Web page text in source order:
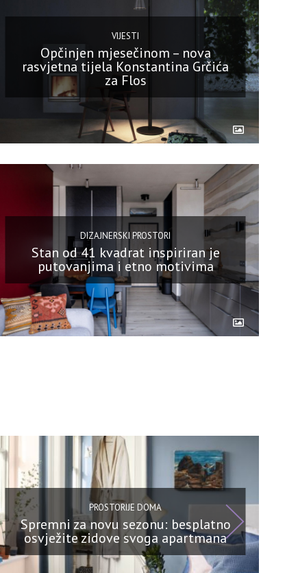
VIJESTI
Opčinjen mjesečinom – nova
rasvjetna tijela Konstantina Grčića
za Flos
DIZAJNERSKI PROSTORI
Stan od 41 kvadrat inspiriran je
putovanjima i etno motivima
PROSTORIJE DOMA
Spremni za novu sezonu: besplatno
osvježite zidove svoga apartmana